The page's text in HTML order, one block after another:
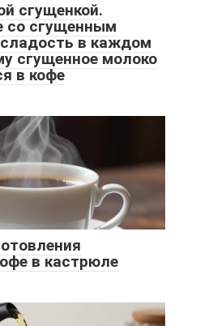
сгущенкой.
со сгущенным
в каждом
сгущенное молоко
в кофе
в кастрюле